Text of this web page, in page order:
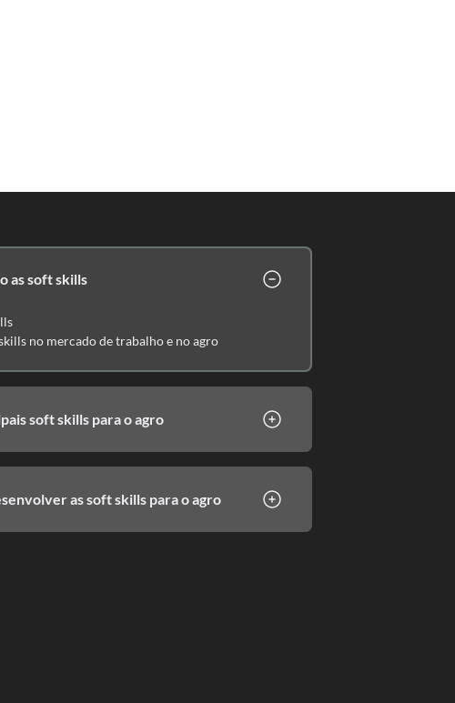
as soft skills
no mercado de trabalho e no agro
soft skills para o agro
as soft skills para o agro